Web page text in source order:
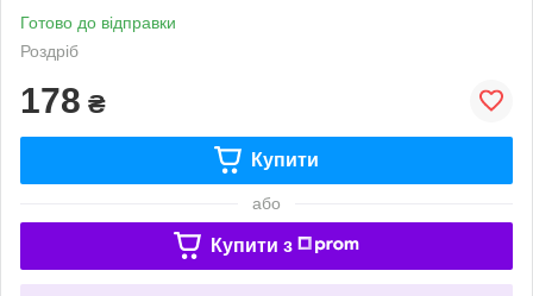
Готово до відправки
Роздріб
178 ₴
Купити
або
Купити з